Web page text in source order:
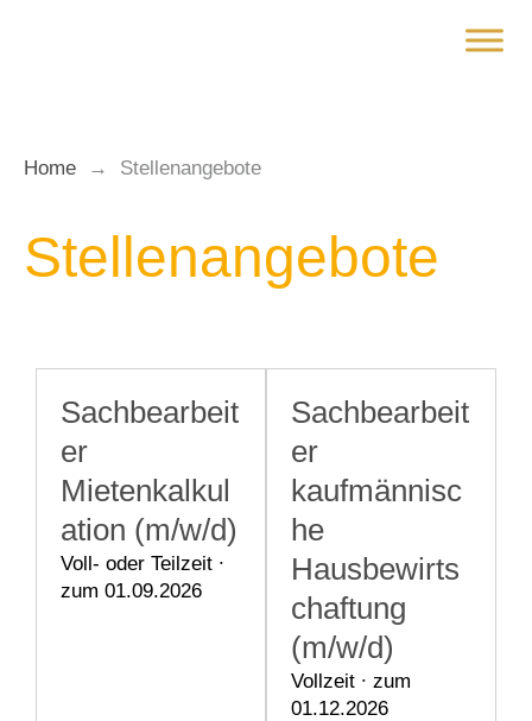
Home → Stellenangebote
Stellenangebote
Sachbearbeit
er
Mietenkalkul
ation (m/w/d)
Voll- oder Teilzeit ∙
zum 01.09.2026
Sachbearbeit
er
kaufmännisc
he
Hausbewirts
chaftung
(m/w/d)
Vollzeit ∙ zum
01.12.2026